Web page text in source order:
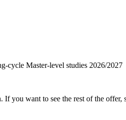
cycle Master-level studies 2026/2027
you want to see the rest of the offer,